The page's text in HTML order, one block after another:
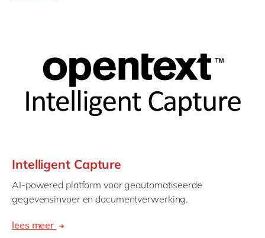
Intelligent Capture
AI-powered platform voor geautomatiseerde
gegevensinvoer en documentverwerking.
lees meer